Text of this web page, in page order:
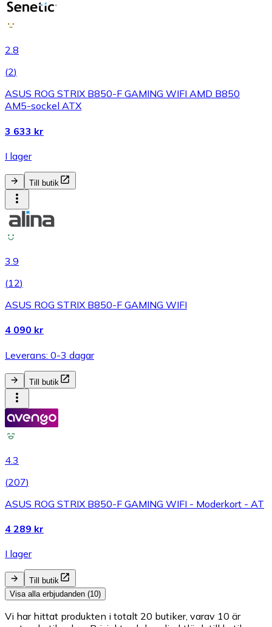
2.8
(2)
ASUS ROG STRIX B850-F GAMING WIFI AMD B850
AM5-sockel ATX
3 633 kr
I lager
Till butik
3.9
(12)
ASUS ROG STRIX B850-F GAMING WIFI
4 090 kr
Leverans: 0-3 dagar
Till butik
4.3
(207)
ASUS ROG STRIX B850-F GAMING WIFI - Moderkort - AT
4 289 kr
I lager
Till butik
Visa alla erbjudanden (10)
Vi har hittat produkten i totalt 20 butiker, varav 10 är